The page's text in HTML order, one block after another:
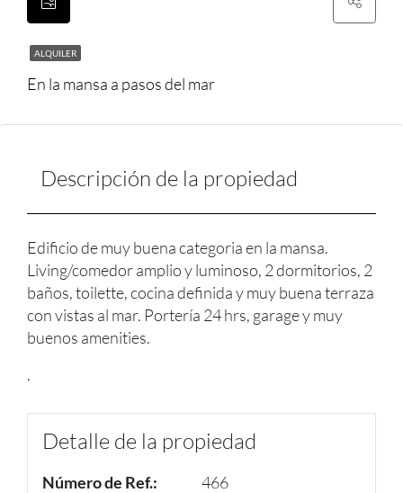
ALQUILER
En la mansa a pasos del mar
Descripción de la propiedad
Edificio de muy buena categoria en la mansa.
Living/comedor amplio y luminoso, 2 dormitorios, 2
baños, toilette, cocina definida y muy buena terraza
con vistas al mar. Portería 24 hrs, garage y muy
buenos amenities.
.
Detalle de la propiedad
Número de Ref.:
466